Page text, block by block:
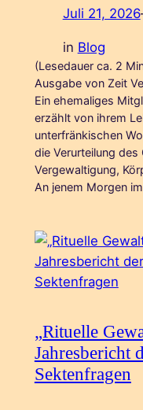
Juli 21, 2026
in Blog
(Lesedauer ca. 2
Ausgabe von Zeit
Ein ehemaliges
erzählt von ihrem
unterfränkischen
die Verurteilung des
Vergewaltigung,
An jenem Morgen
„Rituelle
Jahresbericht
Sektenfragen